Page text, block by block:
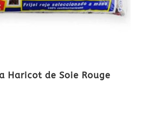
Haricot de Soie Rouge